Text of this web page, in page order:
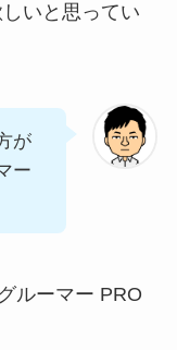
いと思ってい
が
ー
ルーマー PRO